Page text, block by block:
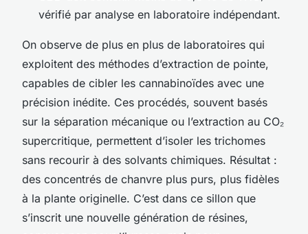
vérifié par analyse en laboratoire indépendant.
On observe de plus en plus de laboratoires qui
exploitent des méthodes d’extraction de pointe,
capables de cibler les cannabinoïdes avec une
précision inédite. Ces procédés, souvent basés
sur la séparation mécanique ou l’extraction au CO₂
supercritique, permettent d’isoler les trichomes
sans recourir à des solvants chimiques. Résultat :
des concentrés de chanvre plus purs, plus fidèles
à la plante originelle. C’est dans ce sillon que
s’inscrit une nouvelle génération de résines,